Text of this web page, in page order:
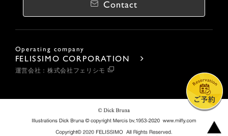
Contact
Operating company
FELISSIMO CORPORATION
運営会社：株式会社フェリシモ